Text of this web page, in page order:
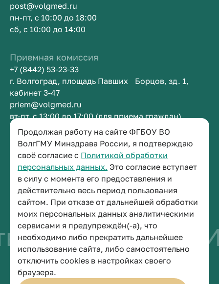
Продолжая работу на сайте ФГБОУ ВО
ВолгГМУ Минздрава России, я подтверждаю
своё согласие с Политикой обработки
персональных данных. Это согласие вступает
в силу с момента его предоставления и
действительно весь период пользования
сайтом. При отказе от дальнейшей обработки
моих персональных данных аналитическими
сервисами я предупреждён(-а), что
необходимо либо прекратить дальнейшее
использование сайта, либо самостоятельно
отключить cookies в настройках своего
браузера.
post@volgmed.ru
пн-пт, с 10:00 до 18:00
сб, с 10:00 до 14:00
Приемная комиссия
+7 (8442) 53-23-33
г. Волгоград, площадь Павших Борцов, зд. 1,
кабинет 3-47
priem@volgmed.ru
вт-пт, с 13:00 до 17:00 (для приема граждан)
Приемная ректора
+7 (8442) 38-50-05
г. Волгоград, площадь Павших Борцов, зд. 1,
кабинет 3-11
post@volgmed.ru
пн-пт, с 08.30 до 17.00 (перерыв с 12.30 до 13.00)
быть врачом
© 2026 Волгоградский государственный медицинский университет
Политика конфиденциальности